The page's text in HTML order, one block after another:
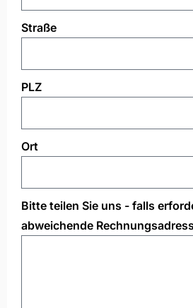
Straße
PLZ
Ort
Bitte teilen Sie uns - falls
abweichende